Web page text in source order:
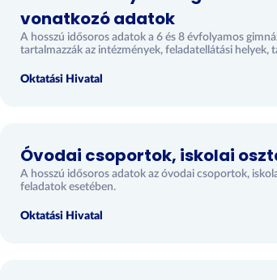
vonatkozó adatok
A hosszú idősoros adatok a 6 és 8 évfolyamos
tartalmazzák az intézmények, feladatellátási helyek,
Oktatási Hivatal
Óvodai csoportok, iskolai
A hosszú idősoros adatok az óvodai csoportok,
feladatok esetében.
Oktatási Hivatal